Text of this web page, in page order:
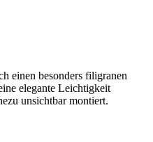
einen besonders filigranen
elegante Leichtigkeit
unsichtbar montiert.